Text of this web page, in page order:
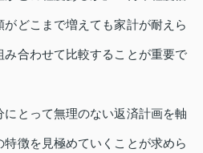
がどこまで増えても家計が耐えら
合わせて比較することが重要で
にとって無理のない返済計画を軸
徴を見極めていくことが求めら